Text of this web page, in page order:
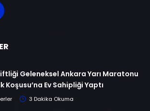
Geleneksel Ankara Yarı Maratonu
Koşusu’na Ev Sahipliği Yaptı
3 Dakika Okuma